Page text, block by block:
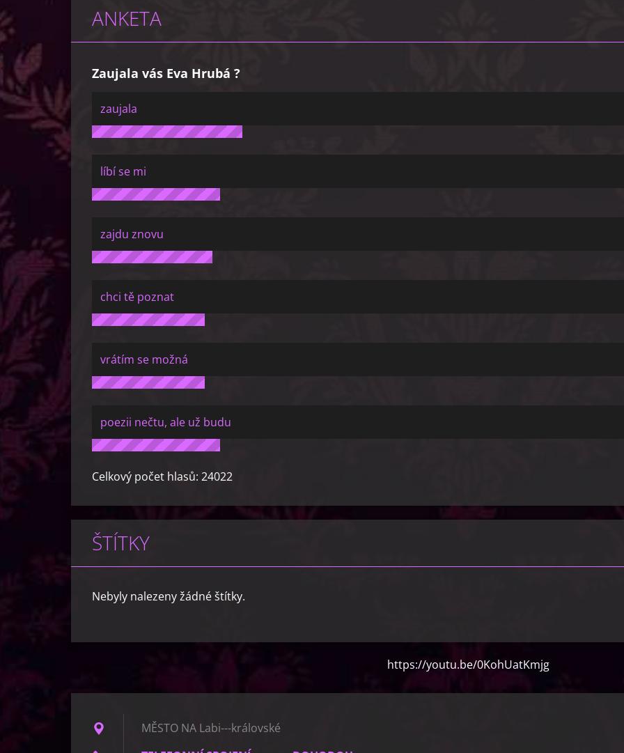
ANKETA
Zaujala vás Eva Hrubá ?
zaujala
líbí se mi
zajdu znovu
chci tě poznat
vrátím se možná
poezii nečtu, ale už budu
Celkový počet hlasů: 24022
ŠTÍTKY
Nebyly nalezeny žádné štítky.
https://youtu.be/0KohUatKmjg
MĚSTO NA Labi---královské